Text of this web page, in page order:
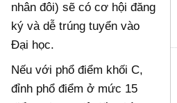
nhân đôi) sẽ có cơ hội đăng
ký và dễ trúng tuyển vào
Đại học.
Nếu với phổ điểm khối C,
đỉnh phổ điểm ở mức 15